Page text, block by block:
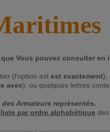
Vous pouvez consulter
(l'option est est exactement),
avec), ou quelques lettres
Armateurs représentés.
liste par ordre alphabétique